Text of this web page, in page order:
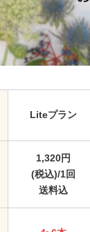
Liteプラン
1,320円
(税込)/1回
送料込